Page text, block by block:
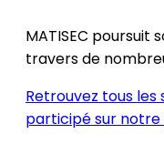
MATISEC
travers de
Retrouvez tous les
participé sur notre